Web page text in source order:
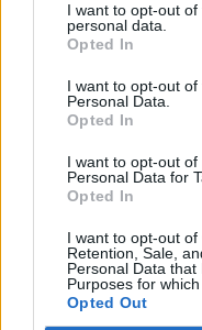
I want to opt-out
personal data.
Opted In
I want to opt-out
Personal Data.
Opted In
I want to opt-out
Personal Data for
Opted In
I want to opt-out of
Retention, Sale,
Personal Data
Purposes for
Opted Out
στην ιστοσελίδα
Μηνιγγίτιδα –
Διαβάστε επίσης
Άμεση
καρκίνο
Η Άνδρος πρώτη
μέρη για διακοπές